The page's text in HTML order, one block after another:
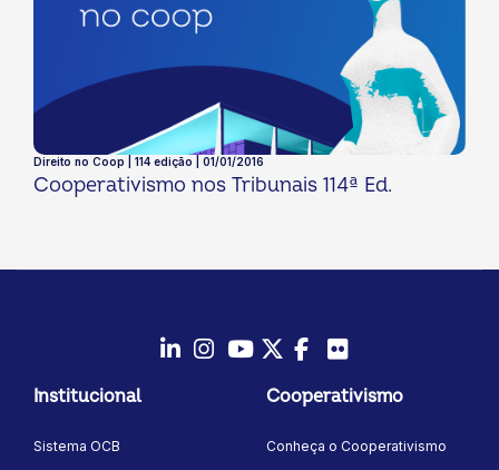
Direito no Coop | 114 edição | 01/01/2016
Cooperativismo nos Tribunais 114ª Ed.
Instagram
YoutubeTwitter/X
Facebook
Institucional
Sistema OCB
Cooperativismo
Conheça o Cooperativismo